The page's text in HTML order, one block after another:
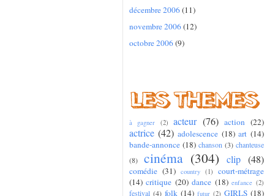
décembre 2006(11)
novembre 2006(12)
octobre 2006(9)
à gagner (2) acteur (76) action (22)
actrice (42) adolescence (18) art (14)
bande-annonce (18) chanson (3) chanteuse
(8)
cinéma (304) clip (48)
comédie (31) country (1)
court-métrage
(14) critique (20) dance (18) enfance (2)
festival (4) folk (14) futur (2) GIRLS (18)